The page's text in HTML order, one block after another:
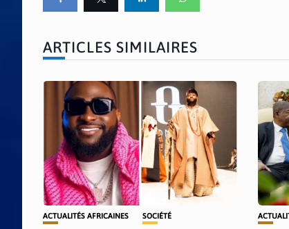
ARTICLES SIMILAIRES
ACTUALITÉS AFRICAINES SOCIÉTÉ